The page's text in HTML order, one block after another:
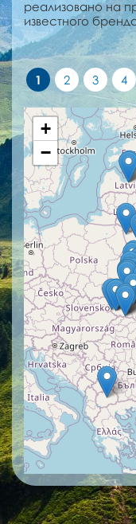
реализовано на
известного
1 2 3 4
+
−